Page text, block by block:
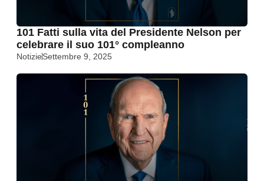
101 Fatti sulla vita del Presidente Nelson per
celebrare il suo 101° compleanno
NotizieSettembre 9, 2025